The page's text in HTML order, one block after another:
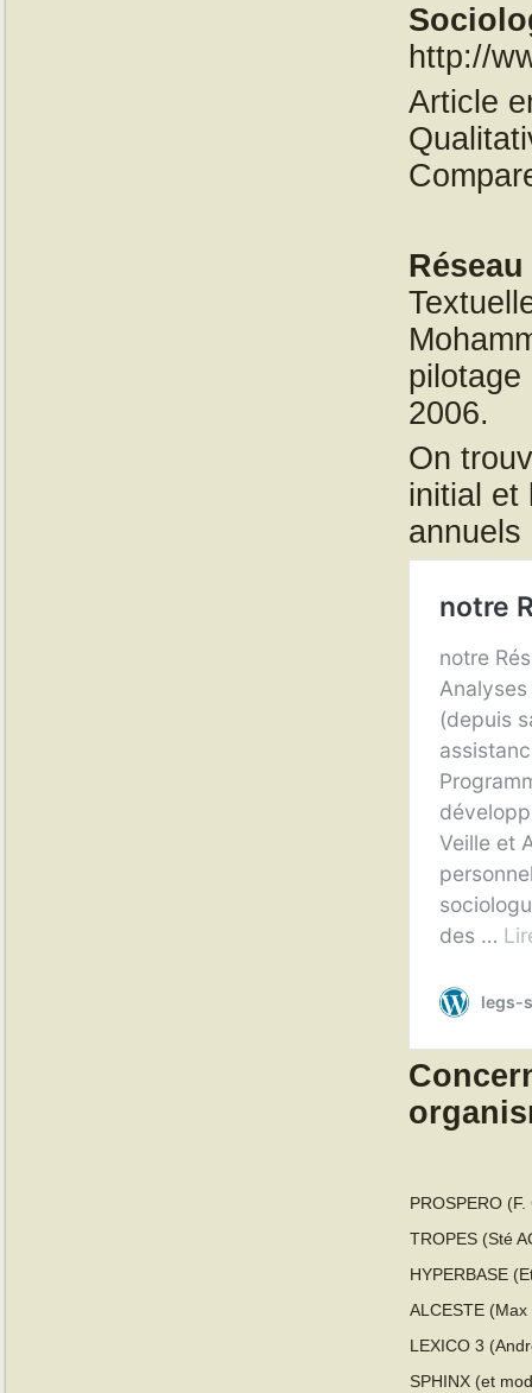
http://
Article
pilotage
2006.
On
initial et
annuels
PROSPERO
TROPES (Sté
HYPERBASE
ALCESTE
LEXICO 3
SPHINX (et